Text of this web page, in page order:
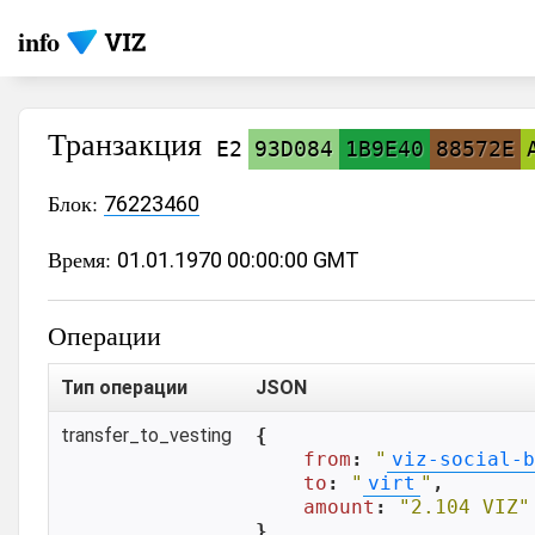
info
Транзакция E2 93D084 1B9E40 88572E
Блок: 76223460
Время: 01.01.1970 00:00:00 GMT
Операции
Тип операции JSON
transfer_to_vesting
{
from : " viz-social-
to : " virt " ,
amount :
"2.104 VIZ"